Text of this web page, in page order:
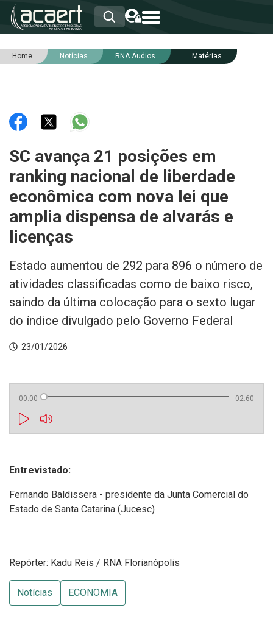
HOME
RNA
NOTÍCIAS
INTEGRIDADE
Home Notícias RNA Áudios Matérias
SC avança 21 posições em
ranking nacional de liberdade
econômica com nova lei que
amplia dispensa de alvarás e
licenças
Estado aumentou de 292 para 896 o número de
atividades classificadas como de baixo risco,
saindo da última colocação para o sexto lugar
do índice divulgado pelo Governo Federal
23/01/2026
00:00 02:60
Entrevistado:
Fernando Baldissera - presidente da Junta Comercial do
Estado de Santa Catarina (Jucesc)
Repórter: Kadu Reis / RNA Florianópolis
Notícias ECONOMIA